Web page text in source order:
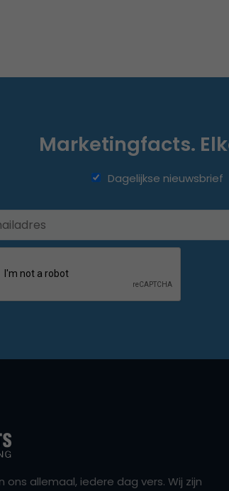
Marketingfacts.
Dagelijkse nieuwsbrief
allemaal, iedere dag vers. Wij zijn